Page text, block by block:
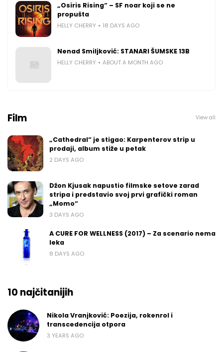
„Osiris Rising“ – SF noar koji se ne
propušta
HELLY CHERRY 18 DAYS AGO
Nenad Smiljković: STANARI ŠUMSKE 13B
HELLY CHERRY ABOUT A MONTH AGO
Film View all
„Cathedral“ je stigao: Karpenterov strip u
prodaji, album stiže u petak
2 DAYS AGO
Džon Kjusak napustio filmske setove zarad
stripa i predstavio svoj prvi grafički roman
„Momo“
3 DAYS AGO
A CURE FOR WELLNESS (2017) – Za scenario nema
leka
8 DAYS AGO
10 najčitanijih
Nikola Vranjković: Poezija, rokenrol i
transcedencija otpora
3 YEARS AGO